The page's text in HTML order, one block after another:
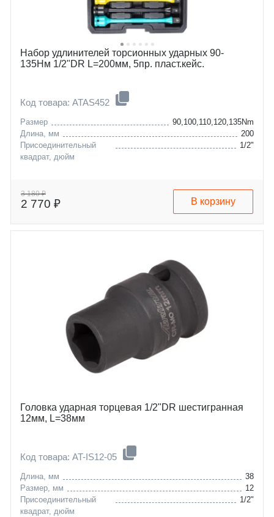
Набор удлинителей торсионных ударных 90-
135Нм 1/2"DR L=200мм, 5пр. пласт.кейс.
Код товара: ATAS452
Размер
90,100,110,120,135Nm
Длина, мм
200
Присоединительный
квадрат, дюйм
1/2"
3 180 ₽
2 770 ₽ В корзину
Головка ударная торцевая 1/2"DR шестигранная
12мм, L=38мм
Код товара: AT-IS12-05
Длина, мм
38
Размер, мм
12
Присоединительный
квадрат, дюйм
1/2"